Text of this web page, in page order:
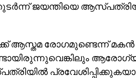
ജയന്തിയെ
ആസ്തമ രോഗമുണ്ടെന്ന്